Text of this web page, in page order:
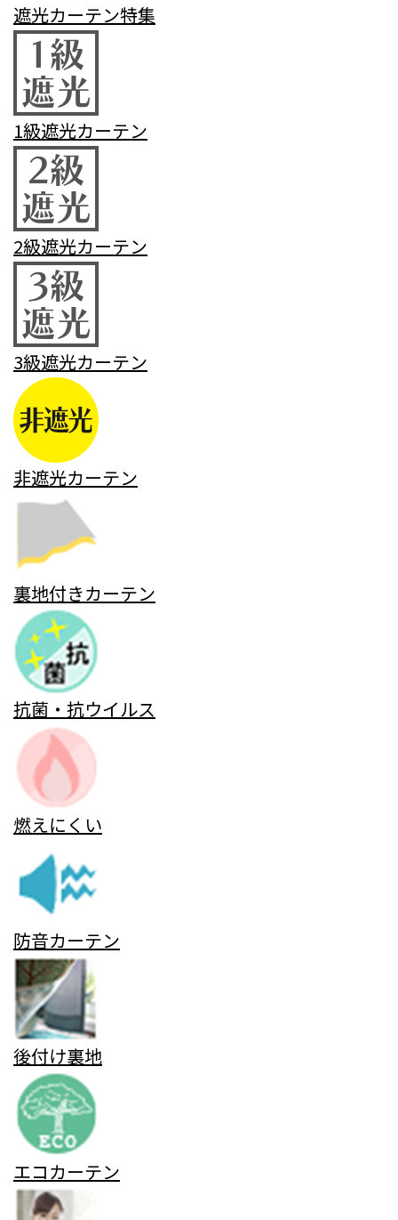
遮光カーテン特集
1級遮光カーテン
2級遮光カーテン
3級遮光カーテン
非遮光カーテン
裏地付きカーテン
抗菌・抗ウイルス
燃えにくい
防音カーテン
後付け裏地
エコカーテン